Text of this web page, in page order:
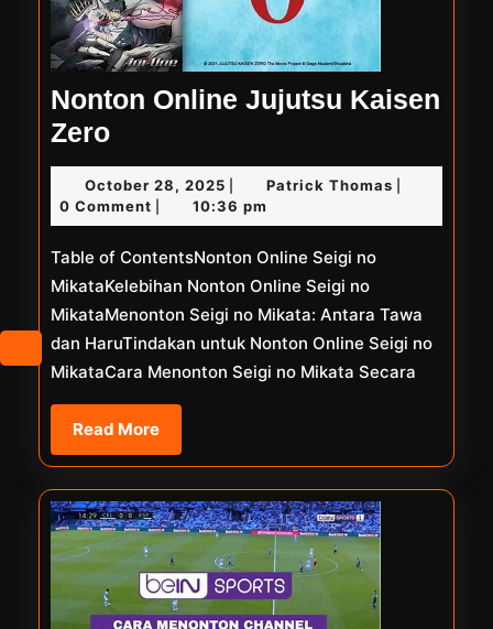
Nonton Online Jujutsu Kaisen
ZeroNonton
Online
Jujutsu
Kaisen
Zero
October 28, 2025 October
28,
2025
Patrick ThomasPatrick
0 Comment 10:36 pm
Table of ContentsNonton Online Seigi no
MikataKelebihan Nonton Online Seigi no
MikataMenonton Seigi no Mikata: Antara Tawa
dan HaruTindakan untuk Nonton Online Seigi no
MikataCara Menonton Seigi no Mikata Secara
Read MoreRead
More